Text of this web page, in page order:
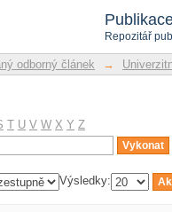
Repozitář
odborný článek →
T U V W X Y Z
Výsledky: